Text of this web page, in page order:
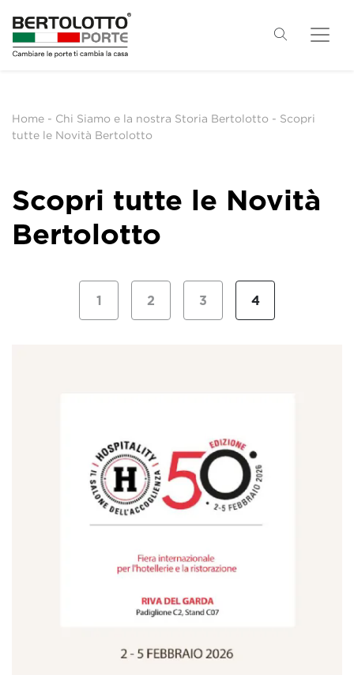
Home - Chi Siamo e la nostra Storia Bertolotto - Scopri
tutte le Novità Bertolotto
Scopri tutte le Novità
Bertolotto
1 2 3 4